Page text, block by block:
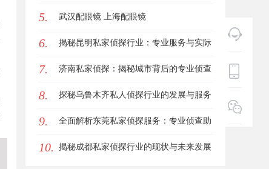
牢工矿机器狗全域巡检识别能力
5. 武汉配眼镜 上海配眼镜
6. 揭秘昆明私家侦探行业：专业服务与实际
案例分析
7. 济南私家侦探：揭秘城市背后的专业侦查
力量
8. 探秘乌鲁木齐私人侦探行业的发展与服务
优势
9. 全面解析东莞私家侦探服务：专业侦查助
您解决各种疑难问题
10. 揭秘成都私家侦探行业的现状与未来发展